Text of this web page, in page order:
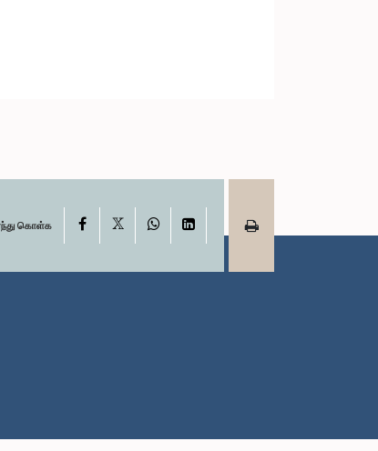
கொள்க Facebook WhatsAppLinkedIn